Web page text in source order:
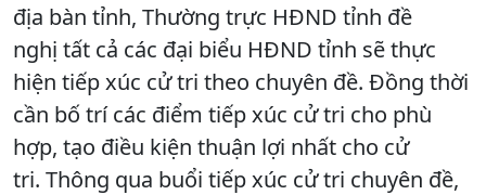
địa bàn tỉnh, Thường trực HĐND tỉnh đề
nghị tất cả các đại biểu HĐND tỉnh sẽ thực
hiện tiếp xúc cử tri theo chuyên đề. Đồng thời
cần bố trí các điểm tiếp xúc cử tri cho phù
hợp, tạo điều kiện thuận lợi nhất cho cử
tri. Thông qua buổi tiếp xúc cử tri chuyên đề,